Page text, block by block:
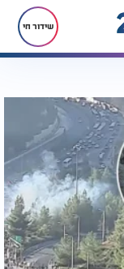
שידור חי